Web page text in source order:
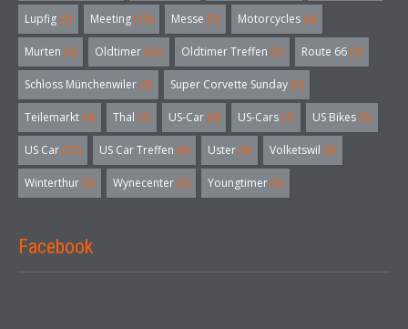
Lupfig (3) Meeting (18) Messe (5) Motorcycles (4)
Murten (3) Oldtimer (32) Oldtimer Treffen (5) Route 66 (3)
Schloss Münchenwiler (3) Super Corvette Sunday (5)
Teilemarkt (4) Thal (3) US-Car (6) US-Cars (7) US Bikes (5)
US Car (57) US Car Treffen (6) Uster (4) Volketswil (3)
Winterthur (3) Wynecenter (3) Youngtimer (5)
Facebook